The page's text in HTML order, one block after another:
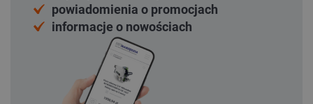
powiadomienia o promocjach
informacje o nowościach